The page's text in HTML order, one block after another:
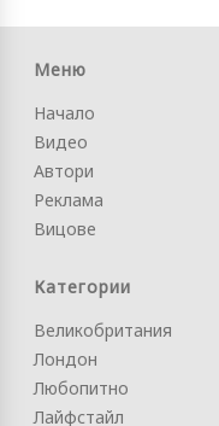
Меню
Начало
Видео
Автори
Реклама
Вицове
Категории
Великобритания
Лондон
Любопитно
Лайфстайл